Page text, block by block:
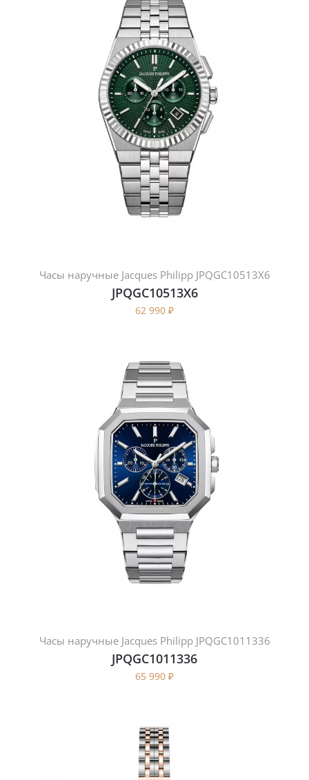
Часы наручные Jacques Philipp JPQGC10513X6
JPQGC10513X6
62 990 ₽
Часы наручные Jacques Philipp JPQGC1011336
JPQGC1011336
65 990 ₽